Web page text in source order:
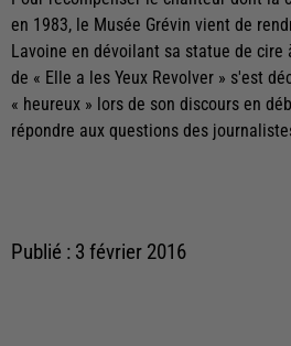
en 1983, le Musée Grévin vient de
Lavoine en dévoilant sa statue de cire
de « Elle a les Yeux Revolver » s'est
« heureux » lors de son discours en
répondre aux questions des
Publié : 3 février 2016